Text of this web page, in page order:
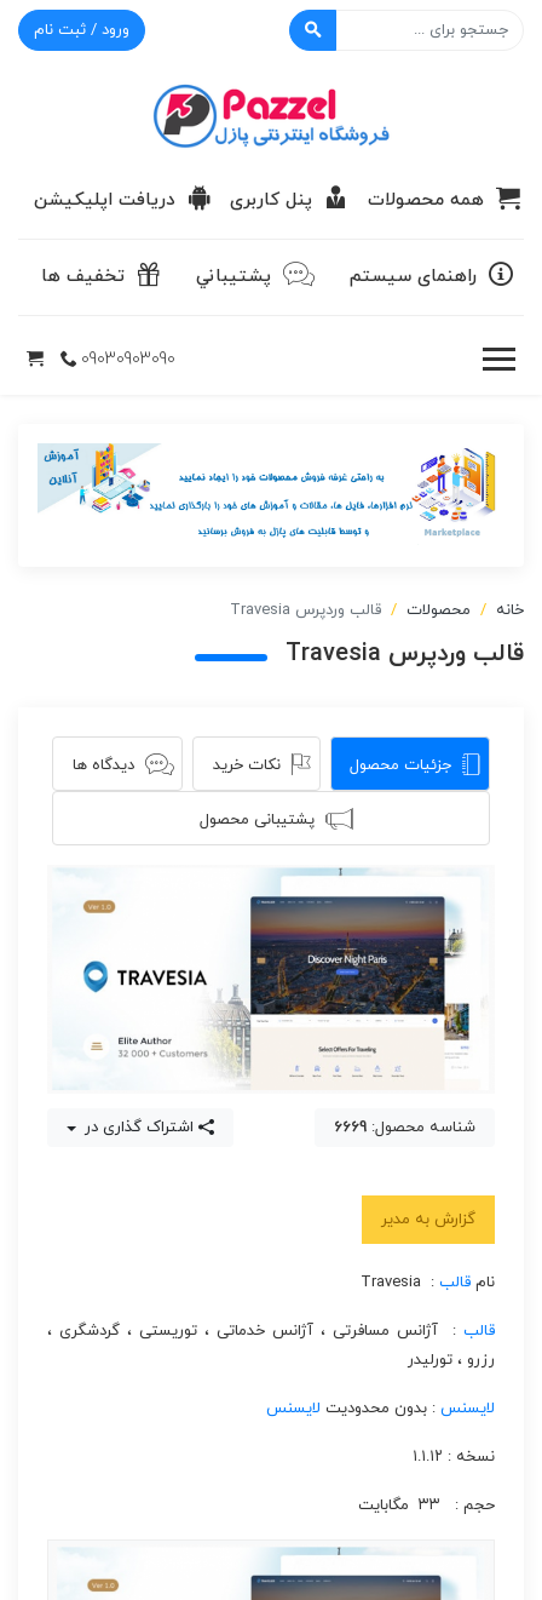
ورود / ثبت نام
همه محصولات پنل کاربری دریافت اپلیکیشن
راهنمای سیستم پشتيباني تخفیف ها
09030903090
خانه محصولات قالب وردپرس Travesia
قالب وردپرس Travesia
جزئیات محصول نکات خرید دیدگاه ها
پشتیبانی محصول
شناسه محصول: 6669 اشتراک گذاری در
گزارش به مدیر
نام قالب : Travesia
قالب : آژانس مسافرتی ،‌ آژانس خدماتی ، توریستی ، گردشگری ،‌
رزرو ، تورلیدر
لایسنس : بدون محدودیت لایسنس
نسخه : ۱.۱.۱۲
حجم : ۳۳ مگابایت